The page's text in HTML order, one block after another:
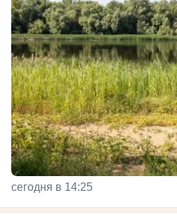
сегодня в 14:25